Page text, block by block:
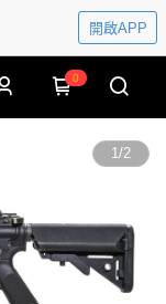
開啟APP
0
1/2